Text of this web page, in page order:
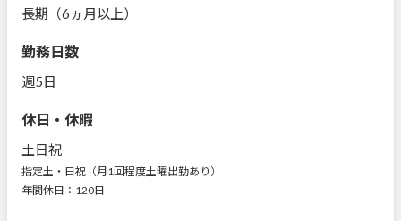
長期（6ヵ月以上）
勤務日数
週5日
休日・休暇
土日祝
指定土・日祝（月1回程度土曜出勤あり）
年間休日：120日